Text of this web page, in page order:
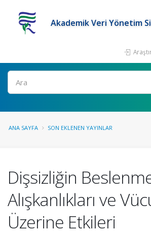
Akademik Veri Yönetim
Ara
ANA SAYFA SON EKLENEN YAYINLAR
Dişsizliğin
Alışkanlıkları ve
Üzerine Etkileri